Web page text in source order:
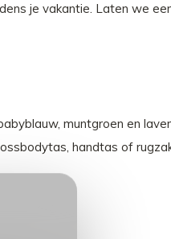
je vakantie. Laten we
muntgroen en
handtas of